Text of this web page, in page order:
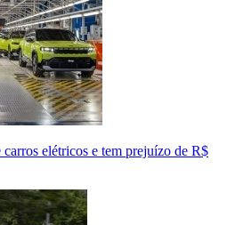
carros elétricos e tem prejuízo de R$